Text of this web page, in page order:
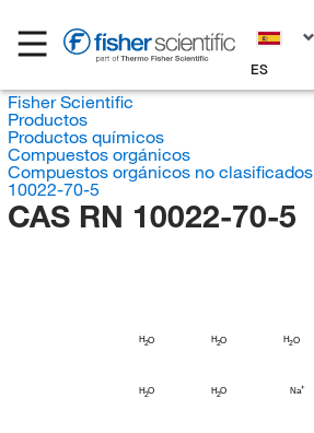
ES
Fisher Scientific
Productos
Productos químicos
Compuestos orgánicos
Compuestos orgánicos no clasificados
10022-70-5
CAS RN 10022-70-5
H2O H2O H2O
H2O H2O Na